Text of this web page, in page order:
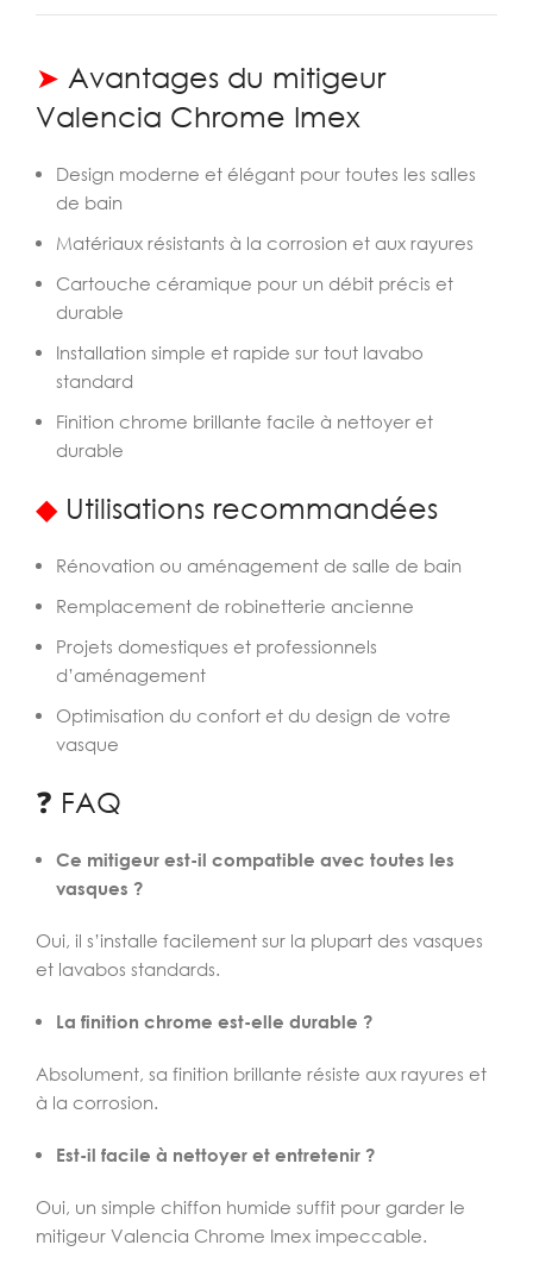
➤ Avantages du mitigeur
Valencia Chrome Imex
Design moderne et élégant pour toutes les salles
de bain
Matériaux résistants à la corrosion et aux rayures
Cartouche céramique pour un débit précis et
durable
Installation simple et rapide sur tout lavabo
standard
Finition chrome brillante facile à nettoyer et
durable
◆Utilisations recommandées
Rénovation ou aménagement de salle de bain
Remplacement de robinetterie ancienne
Projets domestiques et professionnels
d’aménagement
Optimisation du confort et du design de votre
vasque
❓ FAQ
Ce mitigeur est-il compatible avec toutes les
vasques ?
Oui, il s’installe facilement sur la plupart des vasques
et lavabos standards.
La finition chrome est-elle durable ?
Absolument, sa finition brillante résiste aux rayures et
à la corrosion.
Est-il facile à nettoyer et entretenir ?
Oui, un simple chiffon humide suffit pour garder le
mitigeur Valencia Chrome Imex impeccable.